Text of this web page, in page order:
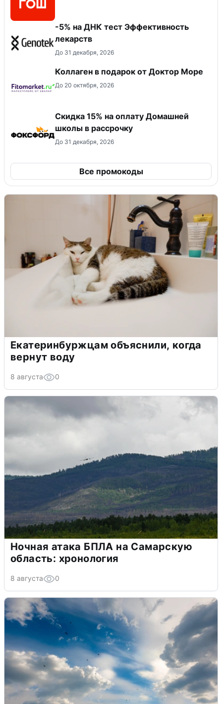
-5% на ДНК тест Эффективность
лекарств
До 31 декабря, 2026
Коллаген в подарок от Доктор Море
До 20 октября, 2026
Скидка 15% на оплату Домашней
школы в рассрочку
До 31 декабря, 2026
Все промокоды
Екатеринбуржцам объяснили, когда
вернут воду
8 августа 0
Ночная атака БПЛА на Самарскую
область: хронология
8 августа 0